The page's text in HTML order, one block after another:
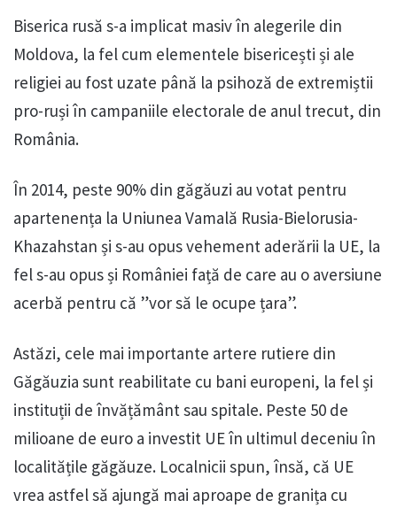
Biserica rusă s-a implicat masiv în alegerile din
Moldova, la fel cum elementele bisericești și ale
religiei au fost uzate până la psihoză de extremiștii
pro-ruși în campaniile electorale de anul trecut, din
România.
În 2014, peste 90% din găgăuzi au votat pentru
apartenența la Uniunea Vamală Rusia-Bielorusia-
Khazahstan și s-au opus vehement aderării la UE, la
fel s-au opus și României față de care au o aversiune
acerbă pentru că ”vor să le ocupe țara”.
Astăzi, cele mai importante artere rutiere din
Găgăuzia sunt reabilitate cu bani europeni, la fel și
instituții de învățământ sau spitale. Peste 50 de
milioane de euro a investit UE în ultimul deceniu în
localitățile găgăuze. Localnicii spun, însă, că UE
vrea astfel să ajungă mai aproape de granița cu